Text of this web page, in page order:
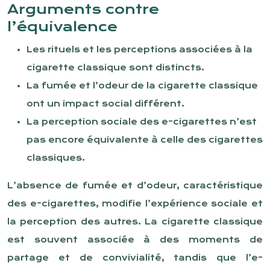
Arguments contre
l’équivalence
Les rituels et les perceptions associées à la
cigarette classique sont distincts.
La fumée et l’odeur de la cigarette classique
ont un impact social différent.
La perception sociale des e-cigarettes n’est
pas encore équivalente à celle des cigarettes
classiques.
L’absence de fumée et d’odeur, caractéristique
des e-cigarettes, modifie l’expérience sociale et
la perception des autres. La cigarette classique
est souvent associée à des moments de
partage et de convivialité, tandis que l’e-